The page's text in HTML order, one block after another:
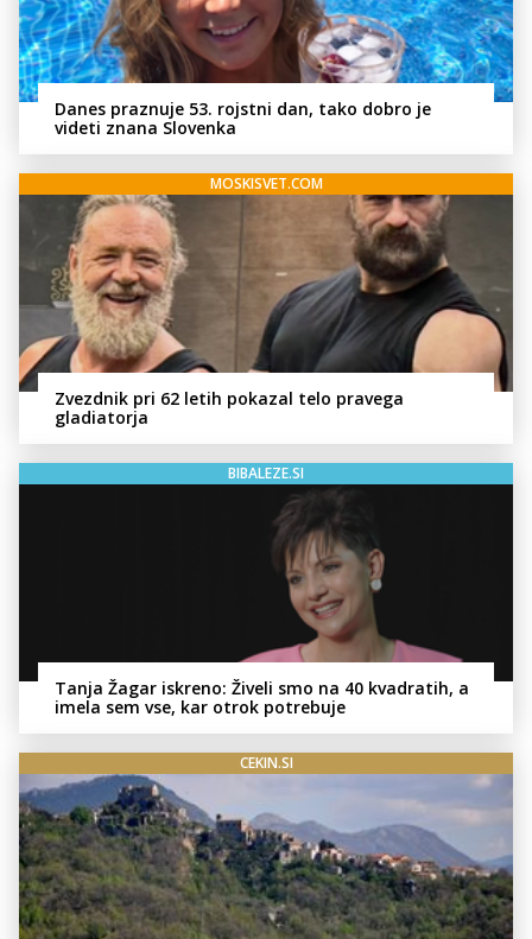
Danes praznuje 53. rojstni dan, tako dobro je
videti znana Slovenka
MOSKISVET.COM
Zvezdnik pri 62 letih pokazal telo pravega
gladiatorja
BIBALEZE.SI
Tanja Žagar iskreno: Živeli smo na 40 kvadratih, a
imela sem vse, kar otrok potrebuje
CEKIN.SI